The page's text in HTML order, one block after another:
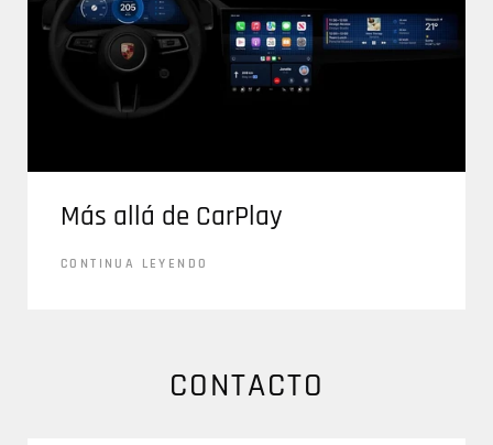
Más allá de CarPlay
CONTINUA LEYENDO
CONTACTO